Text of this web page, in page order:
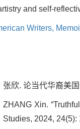
and self-
Writers,
张欣. 论当代华裔美
ZHANG Xin.
Studies, 2024, 24(5):